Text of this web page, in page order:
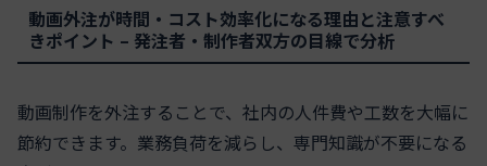
動画外注が時間・コスト効率化になる理由と注意すべ
きポイント – 発注者・制作者双方の目線で分析
動画制作を外注することで、社内の人件費や工数を大幅に
節約できます。業務負荷を減らし、専門知識が不要になる